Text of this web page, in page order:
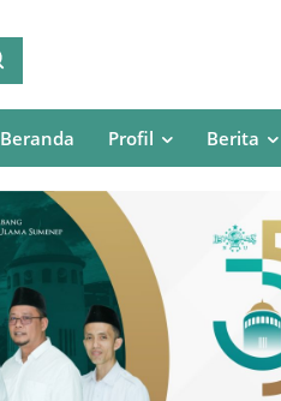
Beranda Profil Berita